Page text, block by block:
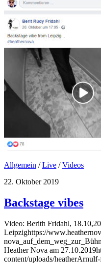
Allgemein /Live /Videos
22. Oktober 2019
Backstage vibes
Video: Berith Fridahl,
Leipzighttps://
Heather Nova am
content/uploads/